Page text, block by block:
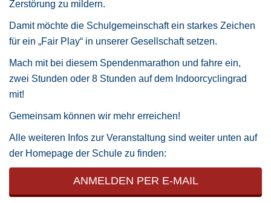
Zerstörung zu mildern.
Damit möchte die Schulgemeinschaft ein starkes Zeichen
für ein „Fair Play“ in unserer Gesellschaft setzen.
Mach mit bei diesem Spendenmarathon und fahre ein,
zwei Stunden oder 8 Stunden auf dem Indoorcyclingrad
mit!
Gemeinsam können wir mehr erreichen!
Alle weiteren Infos zur Veranstaltung sind weiter unten auf
der Homepage der Schule zu finden:
ANMELDEN PER E-MAIL